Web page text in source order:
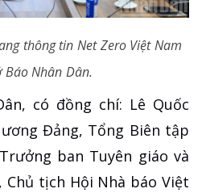
thông tin Net Zero Việt Nam
Báo Nhân Dân.
có đồng chí: Lê Quốc
Đảng, Tổng Biên tập
ban Tuyên giáo và
Chủ tịch Hội Nhà báo Việt